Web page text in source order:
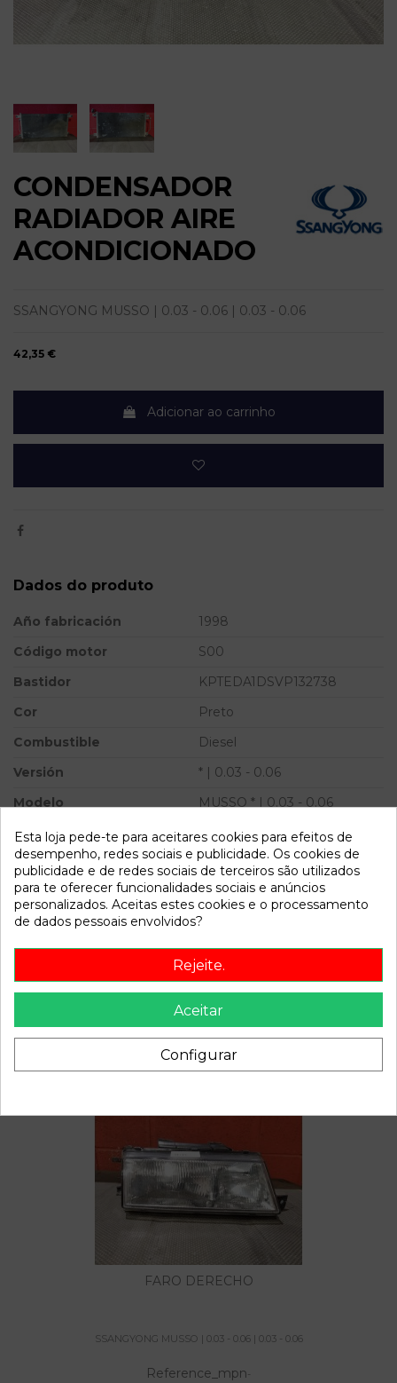
CONDENSADOR
RADIADOR AIRE
ACONDICIONADO
SSANGYONG MUSSO | 0.03 - 0.06 | 0.03 - 0.06
42,35 €
Adicionar ao carrinho
Dados do produto
Año fabricación
1998
Código motor
S00
Bastidor
KPTEDA1DSVP132738
Cor
Preto
Combustible
Diesel
Versión
* | 0.03 - 0.06
Modelo
MUSSO * | 0.03 - 0.06
Referência 806667
Disponível a partir de: 2022-04-06
Descrição
Recambio de condensador radiador aire acondicionado para
ssangyong musso | 0.03 - 0.06 | 0.03 - 0.06 referencia OEM
IAM
FARO DERECHO
SSANGYONG MUSSO | 0.03 - 0.06 | 0.03 - 0.06
Reference_mpn-
Esta loja pede-te para aceitares cookies para efeitos de
desempenho, redes sociais e publicidade. Os cookies de
publicidade e de redes sociais de terceiros são utilizados
para te oferecer funcionalidades sociais e anúncios
personalizados. Aceitas estes cookies e o processamento
de dados pessoais envolvidos?
Rejeite.
Aceitar
Configurar